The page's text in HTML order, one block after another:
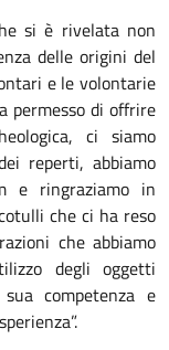
si è rivelata non
delle origini del
e le volontarie
permesso di offrire
ci siamo
reperti, abbiamo
e ringraziamo in
che ci ha reso
che abbiamo
degli oggetti
competenza e